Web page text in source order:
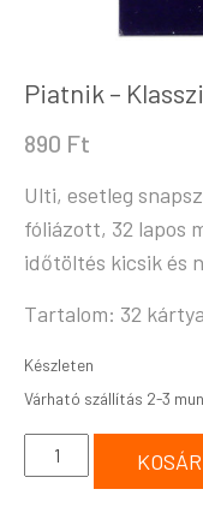
Piatnik –
890 Ft
Ulti, esetleg
fóliázott, 32 lapos
időtöltés kicsik és
Tartalom: 32
Készleten